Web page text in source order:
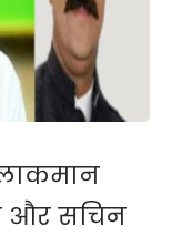
और सचिन